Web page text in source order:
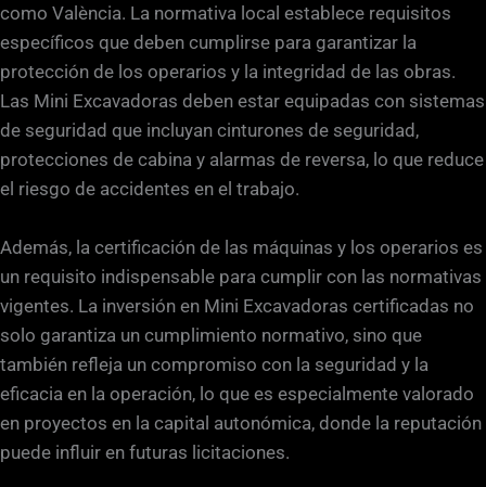
como València. La normativa local establece requisitos
específicos que deben cumplirse para garantizar la
protección de los operarios y la integridad de las obras.
Las Mini Excavadoras deben estar equipadas con sistemas
de seguridad que incluyan cinturones de seguridad,
protecciones de cabina y alarmas de reversa, lo que reduce
el riesgo de accidentes en el trabajo.
Además, la certificación de las máquinas y los operarios es
un requisito indispensable para cumplir con las normativas
vigentes. La inversión en Mini Excavadoras certificadas no
solo garantiza un cumplimiento normativo, sino que
también refleja un compromiso con la seguridad y la
eficacia en la operación, lo que es especialmente valorado
en proyectos en la capital autonómica, donde la reputación
puede influir en futuras licitaciones.